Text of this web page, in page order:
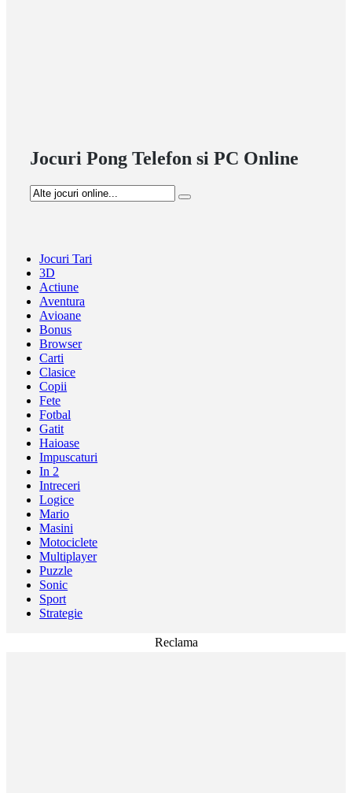
Jocuri Pong Telefon si PC Online
Jocuri Tari
3D
Actiune
Aventura
Avioane
Bonus
Browser
Carti
Clasice
Copii
Fete
Fotbal
Gatit
Haioase
Impuscaturi
In 2
Intreceri
Logice
Mario
Masini
Motociclete
Multiplayer
Puzzle
Sonic
Sport
Strategie
Reclama